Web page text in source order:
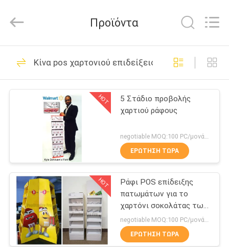
ΣΠΊΤΙ
ΠΡΟΪΌΝΤΑ
ΕΜΦΆΝΙΣΗ
ΠΕΡΊΠΟΥ
ΕΜΕΊΣ
ΓΎΡΟΣ
ΕΡΓΟΣΤΑΣΊΩΝ
Company
Reserved.
Εμφανίζει χαρτόνι
ΠΟΠ
25
pos χαρτονιού
επιδείξεις
31
Προϊόντα
Κίνα pos χαρτονιού επιδείξεις
HOT
5 Στάδιο προβολής
χαρτιού ράφους
negotiable MOQ:100 PC/μονάδα
ΕΡΏΤΗΣΗ ΤΏΡΑ
HOT
Ράφι POS επίδειξης
πατωμάτων για το
χαρτόνι σοκολάτας των
ΚΚ που γίνεται με το
λογότυπο του πελάτη
ΕΡΏΤΗΣΗ ΤΏΡΑ